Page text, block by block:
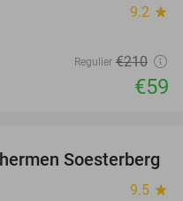
9.2 star
Regulier €210
€59
29%
Soesterberg
9.5 star